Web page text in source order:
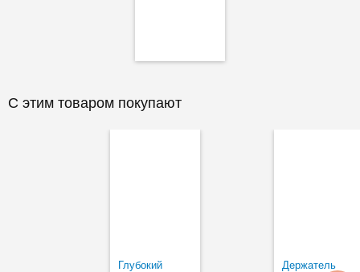
С этим товаром покупают
Глубокий
Держатель